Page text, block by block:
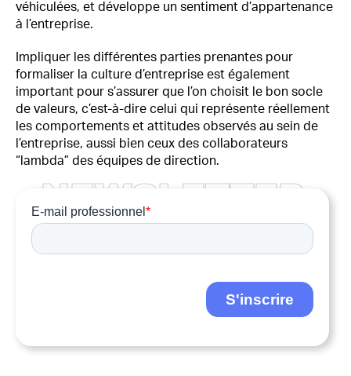
véhiculées, et développe un sentiment d’appartenance
à l’entreprise.
Impliquer les différentes parties prenantes pour
formaliser la culture d’entreprise est également
important pour s’assurer que l’on choisit le bon socle
de valeurs, c’est-à-dire celui qui représente réellement
les comportements et attitudes observés au sein de
l’entreprise, aussi bien ceux des collaborateurs
“lambda” des équipes de direction.
NEWSL ETTER